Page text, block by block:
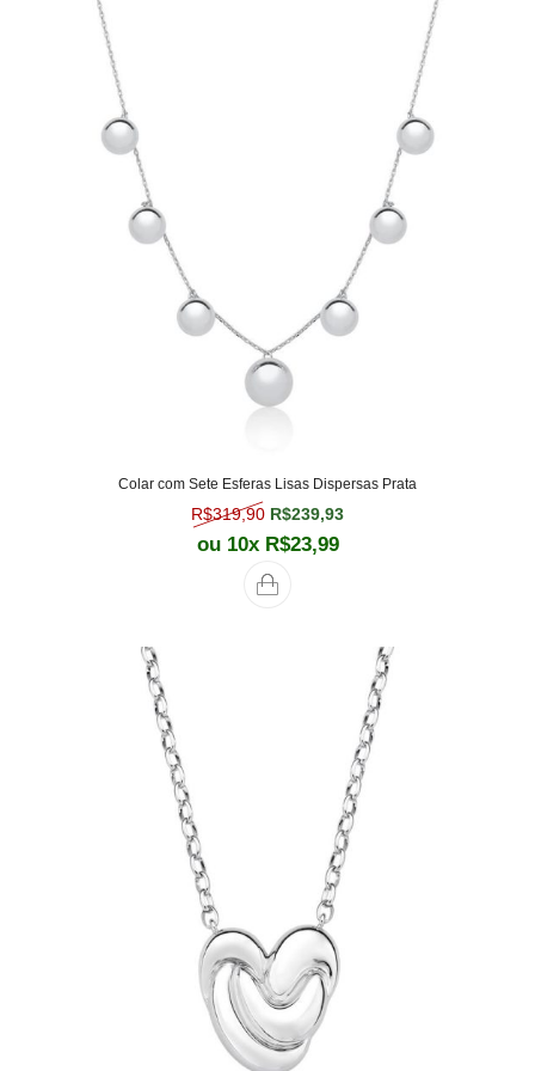
Colar com Sete Esferas Lisas Dispersas Prata
R$319,90 O preço original era: R$319,90.
R$239,93
ou 10x R$23,99